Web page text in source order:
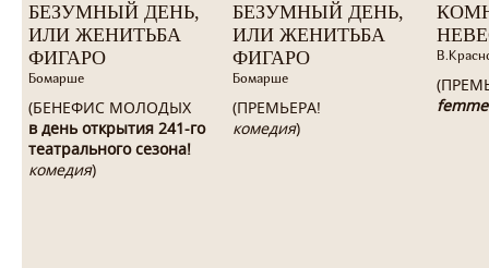
БЕЗУМНЫЙ ДЕНЬ,
ИЛИ ЖЕНИТЬБА
ФИГАРО
Бомарше
(БЕНЕФИС МОЛОДЫХ
в день открытия 241-го
театрального сезона!
комедия)
БЕЗУМНЫЙ ДЕНЬ,
ИЛИ ЖЕНИТЬБА
ФИГАРО
Бомарше
(ПРЕМЬЕРА!
комедия)